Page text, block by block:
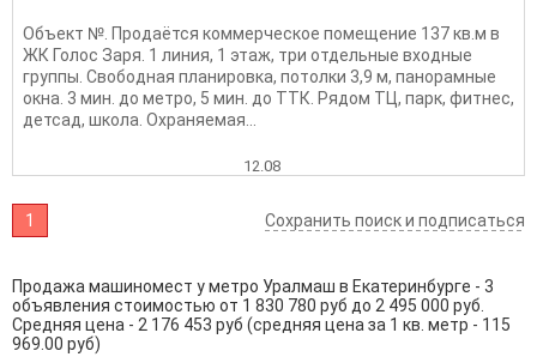
Объект №. Продаётся коммерческое помещение 137 кв.м в
ЖК Голос Заря. 1 линия, 1 этаж, три отдельные входные
группы. Свободная планировка, потолки 3,9 м, панорамные
окна. 3 мин. до метро, 5 мин. до ТТК. Рядом ТЦ, парк, фитнес,
детсад, школа. Охраняемая...
12.08
1 Сохранить поиск и подписаться
Продажа машиномест у метро Уралмаш в Екатеринбурге - 3
объявления стоимостью от 1 830 780 руб до 2 495 000 руб.
Средняя цена - 2 176 453 руб (средняя цена за 1 кв. метр - 115
969.00 руб)